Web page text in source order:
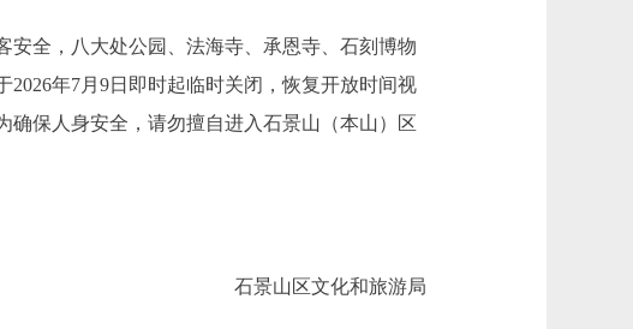
全，八大处公园、法海寺、承恩寺、石刻博物
年7月9日即时起临时关闭，恢复开放时间视
保人身安全，请勿擅自进入石景山（本山）区
石景山区文化和旅游局